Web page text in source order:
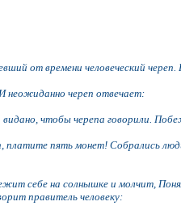
от времени человеческий
неожиданно череп отвечает:
чтобы черепа говорили.
пять монет! Собрались
себе на солнышке и молчит,
правитель человеку: